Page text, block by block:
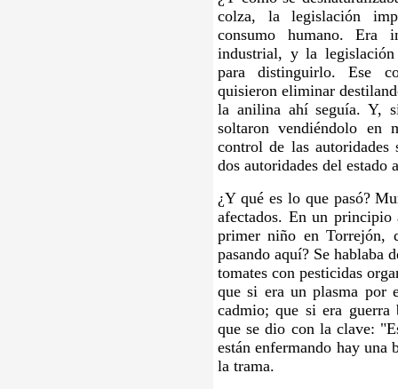
colza, la legislación
consumo humano. Era
industrial, y la
para distinguirlo. Ese
quisieron eliminar
la anilina ahí seguía. Y,
soltaron vendiéndolo en
control de las
dos autoridades del estado
¿Y qué es lo que pasó?
afectados. En un principio
primer niño en Torrejón,
pasando aquí? Se hablaba
tomates con pesticidas
que si era un plasma por
cadmio; que si era
que se dio con la clave:
están enfermando hay una
la trama.